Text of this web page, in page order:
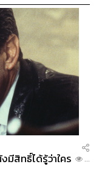
มีสิทธิ์ได้รู้ว่าใคร
...